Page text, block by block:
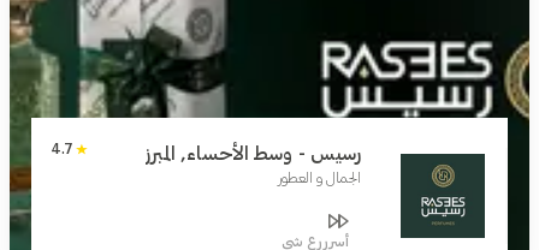
رسيس - وسط الأحساء, المبرز
الجمال و العطور
4.7
أسرررع شي